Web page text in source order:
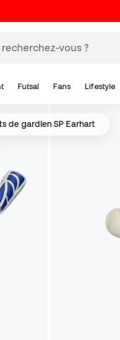
Futsal Fans Lifestyle
de gardien SP Earhart